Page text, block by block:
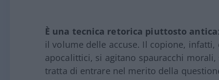
È una tecnica retorica piuttosto antica
il volume delle accuse. Il copione, infatti,
apocalittici, si agitano spauracchi
tratta di entrare nel merito della